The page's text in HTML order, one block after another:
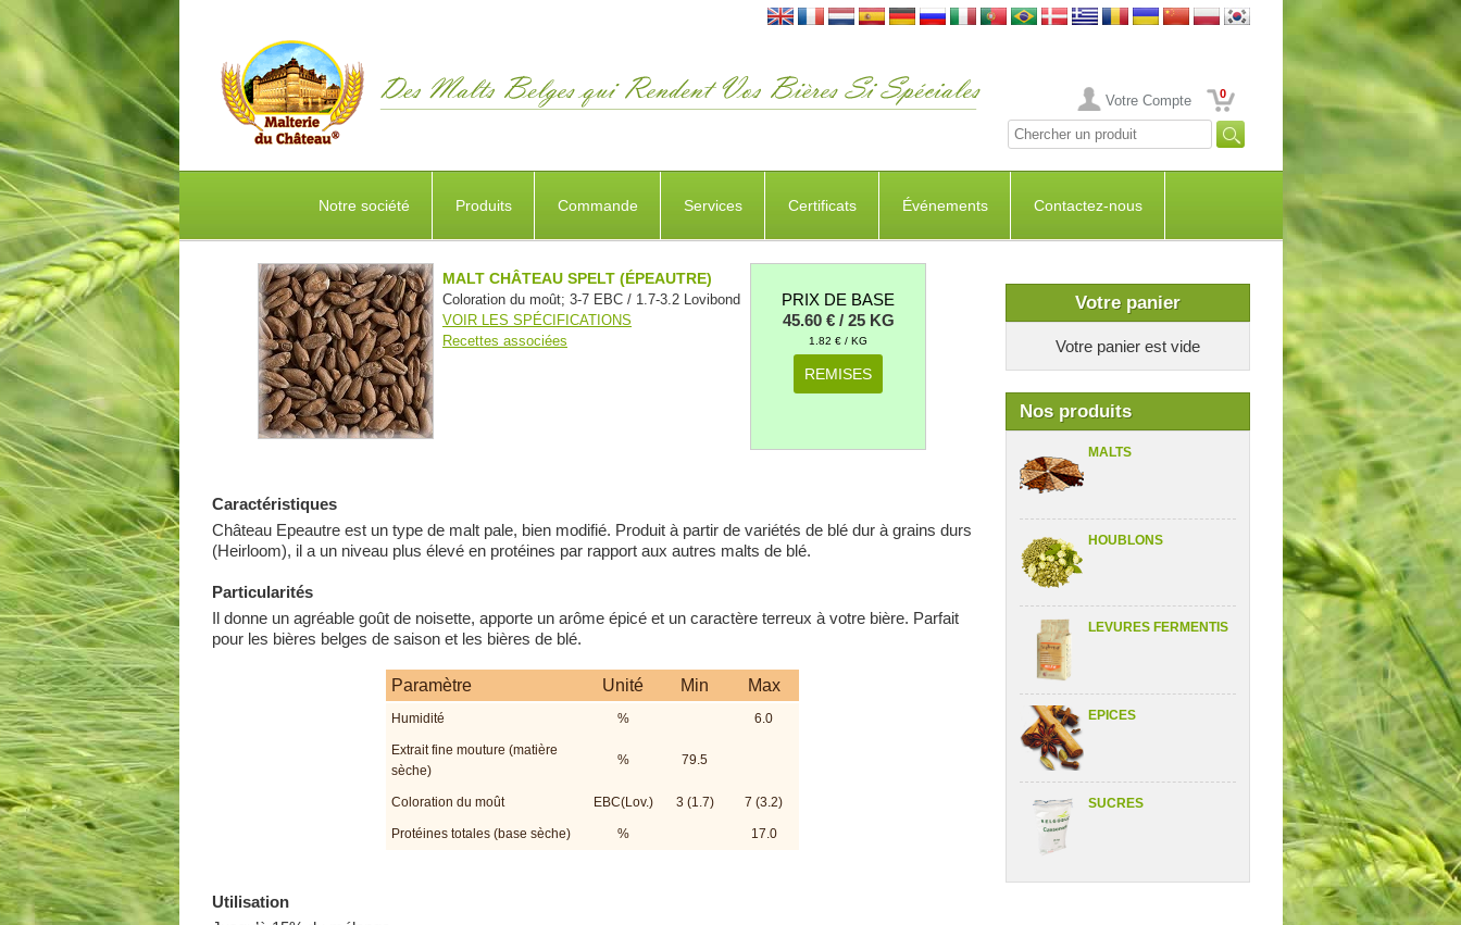
Votre Compte 0
Notre société Produits Commande Services Certificats Événements Contactez-nous
Votre panier
Votre panier est vide
Nos produits
MALTS
HOUBLONS
LEVURES FERMENTIS
EPICES
SUCRES
MALT CHÂTEAU SPELT (ÉPEAUTRE)
Coloration du moût; 3-7 EBC / 1.7-3.2 Lovibond
VOIR LES SPÉCIFICATIONS
Recettes associées
PRIX DE BASE
45.60 € / 25 KG
1.82 € / KG
REMISES
Caractéristiques
Château Epeautre est un type de malt pale, bien modifié. Produit à partir de variétés de blé dur à grains durs
(Heirloom), il a un niveau plus élevé en protéines par rapport aux autres malts de blé.
Particularités
Il donne un agréable goût de noisette, apporte un arôme épicé et un caractère terreux à votre bière. Parfait
pour les bières belges de saison et les bières de blé.
Paramètre Unité Min Max
Humidité % 6.0
Extrait fine mouture (matière
sèche)
% 79.5
Coloration du moût EBC(Lov.) 3 (1.7) 7 (3.2)
Protéines totales (base sèche) % 17.0
Utilisation